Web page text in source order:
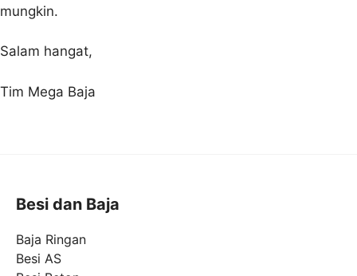
mungkin.
Salam hangat,
Tim Mega Baja
Besi dan Baja
Baja Ringan
Besi AS